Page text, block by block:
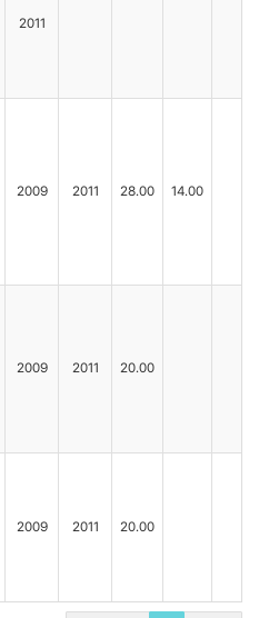
2011
2009 2011 28.00 14.00
2009 2011 20.00
2009 2011 20.00